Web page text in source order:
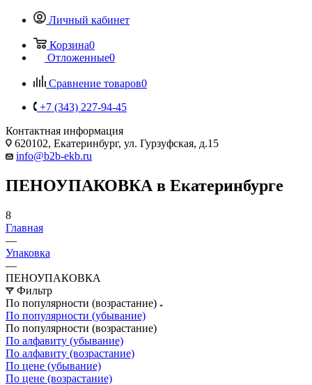
Личный кабинет
Корзина0
Отложенные0
Сравнение товаров0
+7 (343) 227-94-45
Контактная информация
620102, Екатеринбург, ул. Гурзуфская, д.15
info@b2b-ekb.ru
ПЕНОУПАКОВКА в Екатеринбурге
8
Главная
—
Упаковка
—
ПЕНОУПАКОВКА
Фильтр
По популярности (возрастание)
По популярности (убывание)
По популярности (возрастание)
По алфавиту (убывание)
По алфавиту (возрастание)
По цене (убывание)
По цене (возрастание)